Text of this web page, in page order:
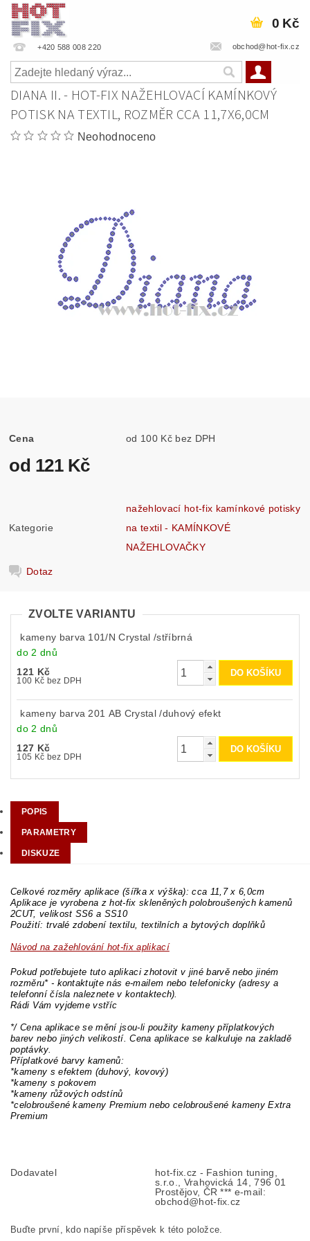
+420 588 008 220 obchod@hot-fix.cz
0 Kč
DIANA II. - HOT-FIX NAŽEHLOVACÍ KAMÍNKOVÝ
POTISK NA TEXTIL, ROZMĚR CCA 11,7X6,0CM
Neohodnoceno
Cena od 100 Kč bez DPH
od 121 Kč
Kategorie
nažehlovací hot-fix kamínkové potisky
na textil - KAMÍNKOVÉ
NAŽEHLOVAČKY
Dotaz
ZVOLTE VARIANTU
kameny barva 101/N Crystal /stříbrná
do 2 dnů
121 Kč
100 Kč bez DPH
kameny barva 201 AB Crystal /duhový efekt
do 2 dnů
127 Kč
105 Kč bez DPH
POPIS
PARAMETRY
DISKUZE
Celkové rozměry aplikace (šířka x výška): cca 11,7 x 6,0cm
Aplikace je vyrobena z hot-fix skleněných polobroušených kamenů
2CUT, velikost SS6 a SS10
Použití: trvalé zdobení textilu, textilních a bytových doplňků
Návod na zažehlování hot-fix aplikací
Pokud potřebujete tuto aplikaci zhotovit v jiné barvě nebo jiném
rozměru* - kontaktujte nás e-mailem nebo telefonicky (adresy a
telefonní čísla naleznete v kontaktech).
Rádi Vám vyjdeme vstříc
*/ Cena aplikace se mění jsou-li použity kameny příplatkových
barev nebo jiných velikostí. Cena aplikace se kalkuluje na zakladě
poptávky.
Příplatkové barvy kamenů:
*kameny s efektem (duhový, kovový)
*kameny s pokovem
*kameny růžových odstínů
*celobroušené kameny Premium nebo celobroušené kameny Extra
Premium
Dodavatel
hot-fix.cz - Fashion tuning,
s.r.o., Vrahovická 14, 796 01
Prostějov, ČR *** e-mail:
obchod@hot-fix.cz
Buďte první, kdo napíše příspěvek k této položce.